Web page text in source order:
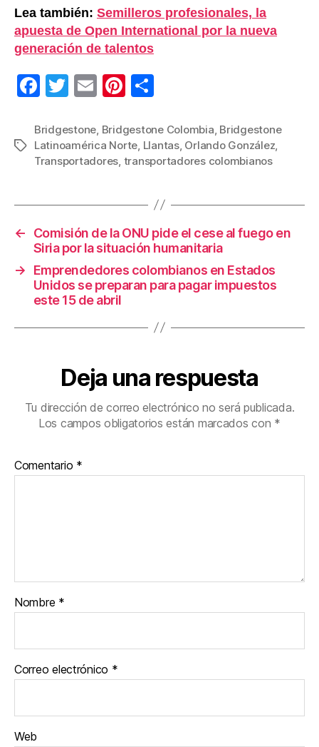
Lea también: Semilleros profesionales, la
apuesta de Open International por la nueva
generación de talentos
F
c
e
o
o
k
T
tt
er
E
ail
Pi
er
e
m
p
tir
Etiquetas
Bridgestone, Bridgestone Colombia, Bridgestone
Latinoamérica Norte, Llantas, Orlando González,
Transportadores, transportadores colombianos
←
Comisión de la ONU pide el cese al fuego en
Siria por la situación humanitaria
→
Emprendedores colombianos en Estados
Unidos se preparan para pagar impuestos
este 15 de abril
Deja una respuesta
Tu dirección de correo electrónico no será publicada.
Los campos obligatorios están marcados con *
Comentario *
Nombre *
Correo electrónico *
Web